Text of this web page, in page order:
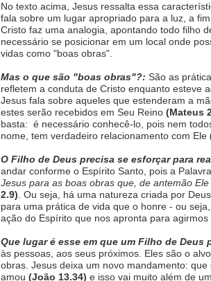
No texto acima, Jesus ressalta essa
fala sobre um lugar apropriado para a luz, a
Cristo faz uma analogia, apontando todo filho
necessário se posicionar em um local onde
vidas como "boas obras".
Mas o que são "boas obras"?: São as
refletem a conduta de Cristo enquanto esteve
Jesus fala sobre aqueles que estenderam a
estes serão recebidos em Seu Reino (Mateus
basta: é necessário conhecê-lo, pois nem
nome, tem verdadeiro relacionamento com Ele
O Filho de Deus precisa se esforçar para
andar conforme o Espírito Santo, pois a
Jesus para as boas obras que, de antemão
2.9) . Ou seja, há uma natureza criada por
para uma prática de vida que o honre - ou
ação do Espírito que nos apronta para
Que lugar é esse em que um Filho de Deus
às pessoas, aos seus próximos. Eles são o
obras. Jesus deixa um novo mandamento:
amou (João 13.34) e isso vai muito além de